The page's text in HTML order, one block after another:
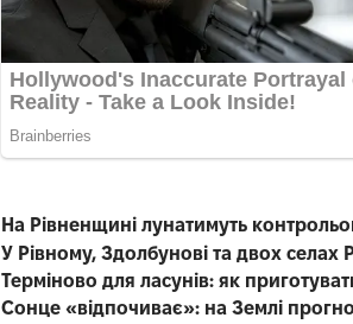
На Рівненщині лунатимуть
У Рівному, Здолбунові та двох
Терміново для ласунів: як
Сонце «відпочиває»: на Землі